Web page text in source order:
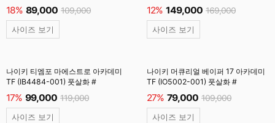
18% 89,000 109,000
사이즈 보기
12% 149,000 169,000
사이즈 보기
나이키 티엠포 마에스트로 아카데미
TF (IB4484-001) 풋살화 #
17% 99,000 119,000
사이즈 보기
나이키 머큐리얼 베이퍼 17 아카데미
TF (IO5002-001) 풋살화 #
27% 79,000 109,000
사이즈 보기